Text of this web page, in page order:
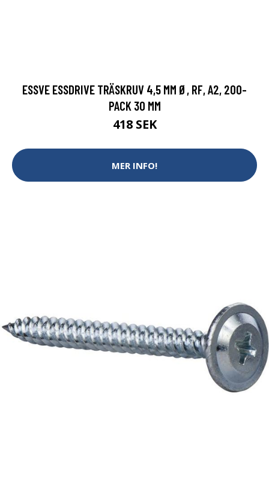
ESSVE ESSDRIVE TRÄSKRUV 4,5 MM Ø, RF, A2, 200-
PACK 30 MM
418 SEK
MER INFO!